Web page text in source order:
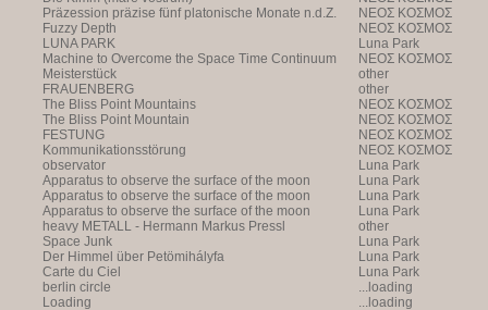
Präzession präzise fünf platonische Monate n.d.Z.
NEOΣ KOΣMOΣ
Fuzzy Depth
NEOΣ KOΣMOΣ
LUNA PARK
Luna Park
Machine to Overcome the Space Time Continuum
NEOΣ KOΣMOΣ
Meisterstück
other
FRAUENBERG
other
The Bliss Point Mountains
NEOΣ KOΣMOΣ
The Bliss Point Mountain
NEOΣ KOΣMOΣ
FESTUNG
NEOΣ KOΣMOΣ
Kommunikationsstörung
NEOΣ KOΣMOΣ
observator
Luna Park
Apparatus to observe the surface of the moon
Luna Park
Apparatus to observe the surface of the moon
Luna Park
Apparatus to observe the surface of the moon
Luna Park
heavy METALL - Hermann Markus Pressl
other
Space Junk
Luna Park
Der Himmel über Petömihályfa
Luna Park
Carte du Ciel
Luna Park
berlin circle
...loading
Loading
...loading